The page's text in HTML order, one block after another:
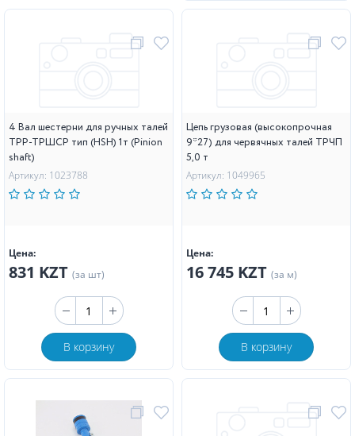
4 Вал шестерни для ручных талей
ТРР-ТРШСР тип (HSH) 1т (Pinion
shaft)
Артикул: 1023788
Цена:
831 KZT (за шт)
В корзину
Цепь грузовая (высокопрочная
9*27) для червячных талей ТРЧП
5,0 т
Артикул: 1049965
Цена:
16 745 KZT (за м)
В корзину